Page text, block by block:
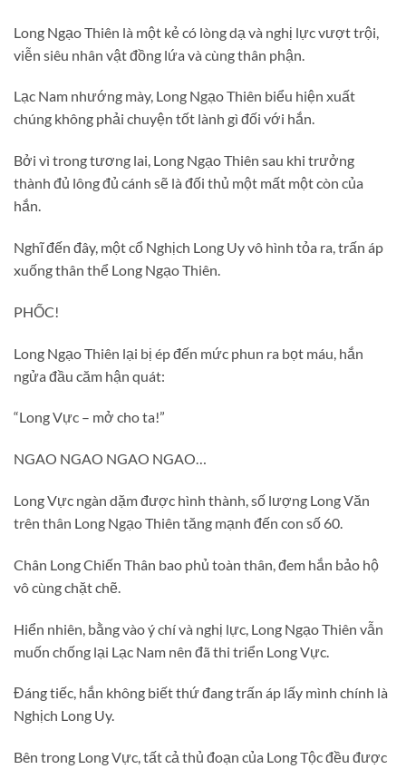
Long Ngạo Thiên là một kẻ có lòng dạ và nghị lực vượt trội,
viễn siêu nhân vật đồng lứa và cùng thân phận.
Lạc Nam nhướng mày, Long Ngạo Thiên biểu hiện xuất
chúng không phải chuyện tốt lành gì đối với hắn.
Bởi vì trong tương lai, Long Ngạo Thiên sau khi trưởng
thành đủ lông đủ cánh sẽ là đối thủ một mất một còn của
hắn.
Nghĩ đến đây, một cổ Nghịch Long Uy vô hình tỏa ra, trấn áp
xuống thân thể Long Ngạo Thiên.
PHỐC!
Long Ngạo Thiên lại bị ép đến mức phun ra bọt máu, hắn
ngửa đầu căm hận quát:
“Long Vực – mở cho ta!”
NGAO NGAO NGAO NGAO…
Long Vực ngàn dặm được hình thành, số lượng Long Văn
trên thân Long Ngạo Thiên tăng mạnh đến con số 60.
Chân Long Chiến Thân bao phủ toàn thân, đem hắn bảo hộ
vô cùng chặt chẽ.
Hiển nhiên, bằng vào ý chí và nghị lực, Long Ngạo Thiên vẫn
muốn chống lại Lạc Nam nên đã thi triển Long Vực.
Đáng tiếc, hắn không biết thứ đang trấn áp lấy mình chính là
Nghịch Long Uy.
Bên trong Long Vực, tất cả thủ đoạn của Long Tộc đều được